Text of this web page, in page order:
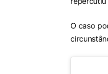
O caso